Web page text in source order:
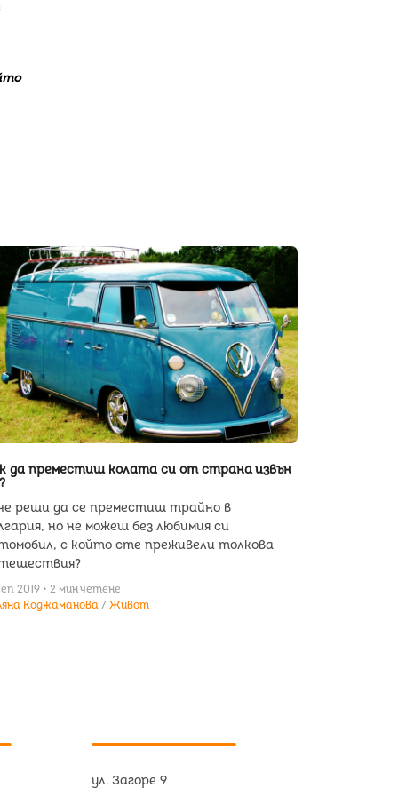
да преместиш колата си от страна извън
реши да се преместиш трайно в
но не можеш без любимия си
с който сте преживели толкова
2019 • 2 мин четене
Коджаманова Живот
ул. Загоре 9